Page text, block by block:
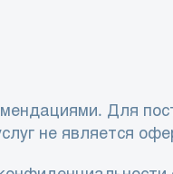
Для
не является